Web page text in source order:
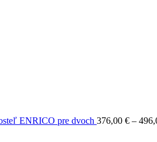
ENRICO pre dvoch 376,00 € –